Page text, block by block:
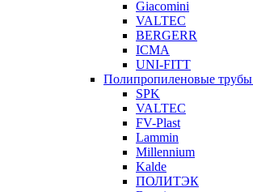
Giacomini
VALTEC
BERGERR
ICMA
UNI-FITT
Полипропиленовые трубы
SPK
VALTEC
FV-Plast
Lammin
Millennium
Kalde
ПОЛИТЭК